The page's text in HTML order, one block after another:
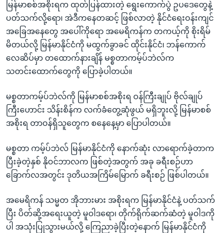
နေရာ
သို့
ကျော်
ရန်
မြန်မာစစ်အစိုးရက ထုတ်ပြန်ထားတဲ့ ရွေးကောက်ပွဲ ဥပဒေတွေနဲ့
ပတ်သက်လို့ရော၊ အဲဒီကနေတဆင့် ဖြစ်လာတဲ့ နိုင်ငံရေးဝန်းကျင်
အခြေအနေတွေ အပေါ်ကိုရော အမေရိကန်က တကယ့်ကို စိုးရိမ်
မိတယ်လို့ မြန်မာနိုင်ငံကို မထွက်ခွာခင် ထိုင်းနိုင်ငံ၊ ဘန်ကောက်
လေဆိပ်မှာ တထောက်နားချိန် မစ္စတာကမ့်ပ်ဘဲလ်က
သတင်းထောက်တွေကို ပြောခဲ့ပါတယ်။
မစ္စတာကမ့်ပ်ဘဲလ်ကို မြန်မာစစ်အစိုးရ ဝန်ကြီးချုပ် ဗိုလ်ချုပ်
ကြီးဟောင်း သိန်းစိန်က လက်ခံတွေ့ဆုံဖွယ် မရှိဘူးလို့ မြန်မာစစ်
အစိုးရ တာဝန်ရှိသူတွေက စနေနေ့မှာ ပြောပါတယ်။
မစ္စတာ ကမ့်ပ်ဘဲလ် မြန်မာနိုင်ငံကို နောက်ဆုံး လာရောက်ခဲ့တာက
ပြီးခဲ့တဲ့နှစ် နိုဝင်ဘာလက ဖြစ်တဲ့အတွက် အခု ခရီးစဉ်ဟာ
ခြောက်လအတွင်း ဒုတိယအကြိမ်မြောက် ခရီးစဉ် ဖြစ်ပါတယ်။
အမေရိကန် သမ္မတ အိုဘားမား အစိုးရက မြန်မာနိုင်ငံနဲ့ ပတ်သက်
ပြီး ပိတ်ဆို့အရေးယူတဲ့ မူဝါဒရော၊ တိုက်ရိုက်ဆက်ဆံတဲ့ မူဝါဒကို
ပါ အသုံးပြုသွားမယ်လို့ ကြေညာခဲ့ပြီးတဲ့နောက် မြန်မာနိုင်ငံကို